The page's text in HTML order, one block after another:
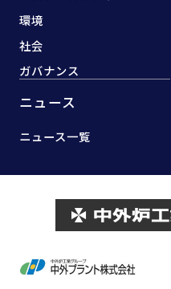
環境
社会
ガバナンス
ニュース
ニュース一覧